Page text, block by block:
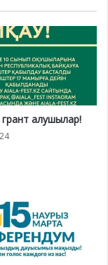
грант алушылар!